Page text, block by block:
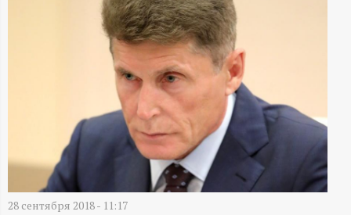
Д
А
28 сентября 2018 - 11:17